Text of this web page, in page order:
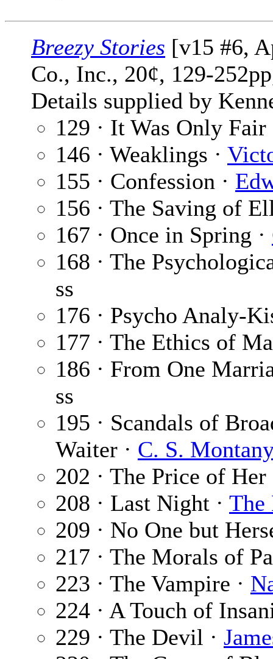
Breezy Stories [v15 #6,
Co., Inc., 20¢, 129-
Details supplied by
129 · It Was Only
146 · Weaklings ·
155 · Confession ·
156 · The Saving of
167 · Once in Spring ·
168 · The
ss
176 · Psycho Analy-
177 · The Ethics of
186 · From One
ss
195 · Scandals of
Waiter · C. S.
202 · The Price of
208 · Last Night · The
209 · No One but
217 · The Morals of
223 · The Vampire ·
224 · A Touch of
229 · The Devil ·